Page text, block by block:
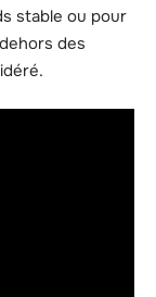
stable ou pour
des